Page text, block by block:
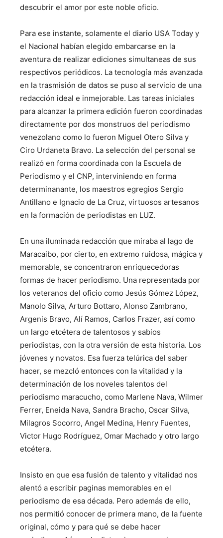
descubrir el amor por este noble oficio.
Para ese instante, solamente el diario USA Today y
el Nacional habían elegido embarcarse en la
aventura de realizar ediciones simultaneas de sus
respectivos periódicos. La tecnología más avanzada
en la trasmisión de datos se puso al servicio de una
redacción ideal e inmejorable. Las tareas iniciales
para alcanzar la primera edición fueron coordinadas
directamente por dos monstruos del periodismo
venezolano como lo fueron Miguel Otero Silva y
Ciro Urdaneta Bravo. La selección del personal se
realizó en forma coordinada con la Escuela de
Periodismo y el CNP, interviniendo en forma
determinanante, los maestros egregios Sergio
Antillano e Ignacio de La Cruz, virtuosos artesanos
en la formación de periodistas en LUZ.
En una iluminada redacción que miraba al lago de
Maracaibo, por cierto, en extremo ruidosa, mágica y
memorable, se concentraron enriquecedoras
formas de hacer periodismo. Una representada por
los veteranos del oficio como Jesús Gómez López,
Manolo Silva, Arturo Bottaro, Alonso Zambrano,
Argenis Bravo, Alí Ramos, Carlos Frazer, así como
un largo etcétera de talentosos y sabios
periodistas, con la otra versión de esta historia. Los
jóvenes y novatos. Esa fuerza telúrica del saber
hacer, se mezcló entonces con la vitalidad y la
determinación de los noveles talentos del
periodismo maracucho, como Marlene Nava, Wilmer
Ferrer, Eneida Nava, Sandra Bracho, Oscar Silva,
Milagros Socorro, Angel Medina, Henry Fuentes,
Victor Hugo Rodríguez, Omar Machado y otro largo
etcétera.
Insisto en que esa fusión de talento y vitalidad nos
alentó a escribir paginas memorables en el
periodismo de esa década. Pero además de ello,
nos permitió conocer de primera mano, de la fuente
original, cómo y para qué se debe hacer